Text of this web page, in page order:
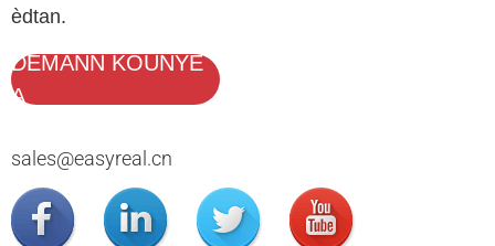
èdtan.
DEMANN KOUNYE
A
sales@easyreal.cn